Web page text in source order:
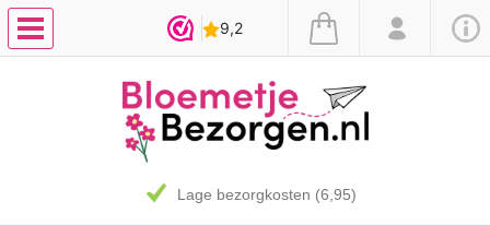
Lage bezorgkosten (6,95)